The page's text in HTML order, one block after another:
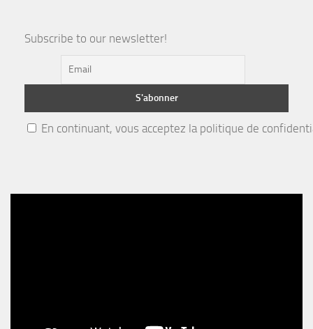
Subscribe to our newsletter!
En continuant, vous acceptez la politique de